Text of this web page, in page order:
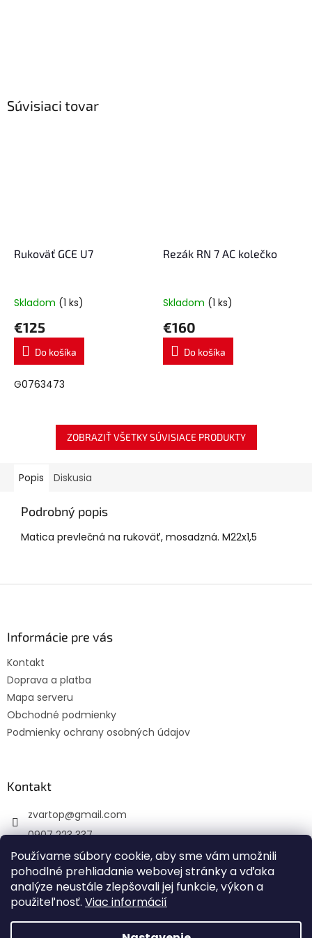
Používame súbory cookie, aby sme vám umožnili
pohodlné prehliadanie webovej stránky a vďaka
analýze neustále zlepšovali jej funkcie, výkon a
použiteľnosť. Viac informácií
Súvisiaci tovar
Rukoväť GCE U7
Skladom (1 ks)
€125
Do košíka
G0763473
Rezák RN 7 AC kolečko
Skladom (1 ks)
€160
Do košíka
ZOBRAZIŤ VŠETKY SÚVISIACE PRODUKTY
Popis Diskusia
Podrobný popis
Matica prevlečná na rukoväť, mosadzná. M22x1,5
Informácie pre vás
Kontakt
Doprava a platba
Mapa serveru
Obchodné podmienky
Podmienky ochrany osobných údajov
Kontakt
zvartop@gmail.com
0907 223 337
Sledujte nás na Facebooku
zvartop_s.r.o